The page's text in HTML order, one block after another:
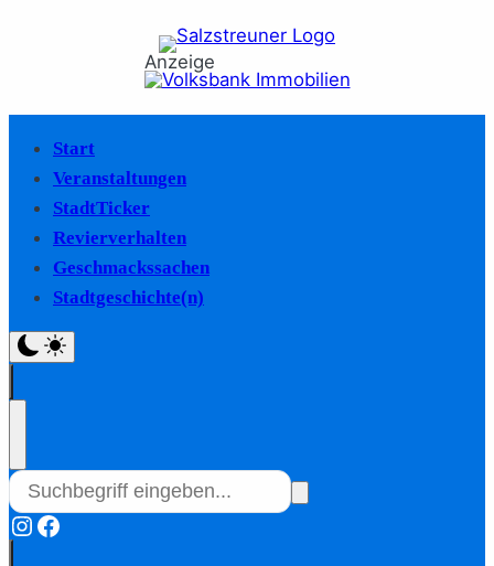
Anzeige
Start
Veranstaltungen
StadtTicker
Revierverhalten
Geschmackssachen
Stadtgeschichte(n)
Instagram
Facebook